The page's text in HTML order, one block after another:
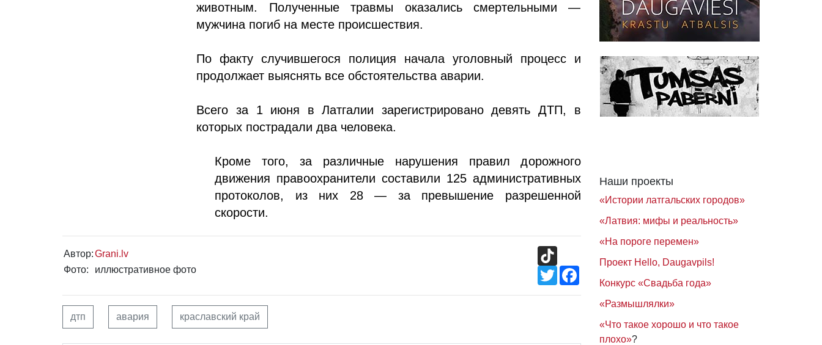
животным. Полученные травмы оказались смертельными —
мужчина погиб на месте происшествия.
По факту случившегося полиция начала уголовный процесс и
продолжает выяснять все обстоятельства аварии.
Всего за 1 июня в Латгалии зарегистрировано девять ДТП, в
которых пострадали два человека.
Кроме того, за различные нарушения правил дорожного
движения правоохранители составили 125 административных
протоколов, из них 28 — за превышение разрешенной
скорости.
Автор:Grani.lv
Фото:
иллюстративное фото
TikTok
TwitterFacebook
дтп авария краславский край
Наши проекты
«Истории латгальских городов»
«Латвия: мифы и реальность»
«На пороге перемен»
Проект Hello, Daugavpils!
Конкурс «Свадьба года»
«Размышлялки»
«Что такое хорошо и что такое
плохо»?